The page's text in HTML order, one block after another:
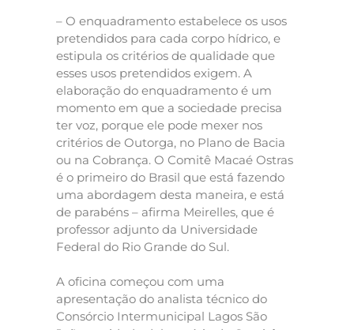
– O enquadramento estabelece os usos
pretendidos para cada corpo hídrico, e
estipula os critérios de qualidade que
esses usos pretendidos exigem. A
elaboração do enquadramento é um
momento em que a sociedade precisa
ter voz, porque ele pode mexer nos
critérios de Outorga, no Plano de Bacia
ou na Cobrança. O Comitê Macaé Ostras
é o primeiro do Brasil que está fazendo
uma abordagem desta maneira, e está
de parabéns – afirma Meirelles, que é
professor adjunto da Universidade
Federal do Rio Grande do Sul.
A oficina começou com uma
apresentação do analista técnico do
Consórcio Intermunicipal Lagos São